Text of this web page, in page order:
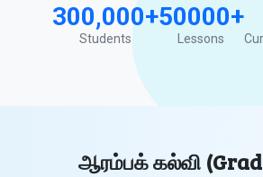
300,000+
Students
50000+
Lessons
ஆரம்பக் கல்வி